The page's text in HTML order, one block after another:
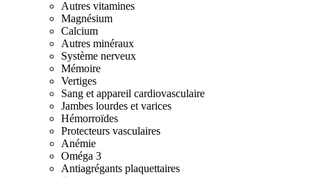
Autres vitamines
Magnésium
Calcium
Autres minéraux
Système nerveux
Mémoire
Vertiges
Sang et appareil cardiovasculaire
Jambes lourdes et varices
Hémorroïdes
Protecteurs vasculaires
Anémie
Oméga 3
Antiagrégants plaquettaires